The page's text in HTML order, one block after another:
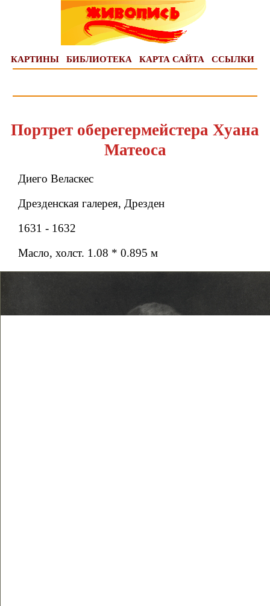
КАРТИНЫ БИБЛИОТЕКА КАРТА САЙТА ССЫЛКИ
Портрет оберегермейстера Хуана
Матеоса
Диего Веласкес
Дрезденская галерея, Дрезден
1631 - 1632
Масло, холст. 1.08 * 0.895 м